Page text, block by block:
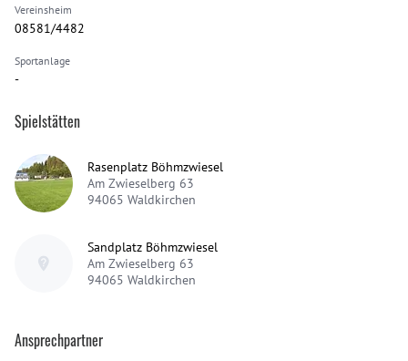
Vereinsheim
08581/4482
Sportanlage
-
Spielstätten
Rasenplatz Böhmzwiesel
Am Zwieselberg 63
94065 Waldkirchen
Sandplatz Böhmzwiesel
Am Zwieselberg 63
94065 Waldkirchen
Ansprechpartner